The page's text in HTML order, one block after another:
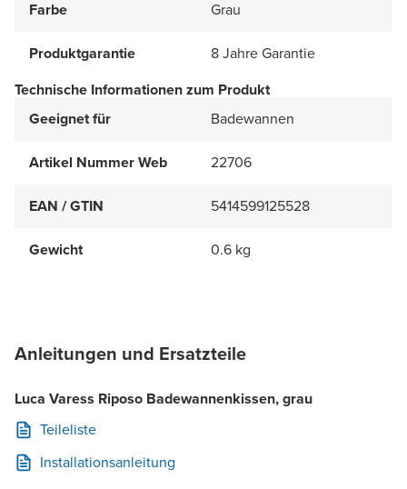
Farbe Grau
Produktgarantie
8 Jahre Garantie
Technische Informationen zum Produkt
Geeignet für
Badewannen
Artikel Nummer Web 22706
EAN / GTIN 5414599125528
Gewicht 0.6 kg
Anleitungen und Ersatzteile
Luca Varess Riposo Badewannenkissen, grau
Teileliste
Installationsanleitung